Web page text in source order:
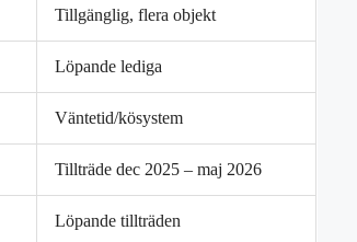
Tillgänglig, flera objekt
Löpande lediga
Väntetid/kösystem
Tillträde dec 2025 – maj 2026
Löpande tillträden